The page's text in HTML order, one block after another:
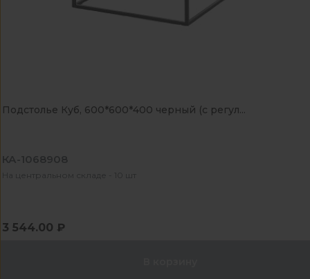
Подстолье Куб, 600*600*400 черный (с регул...
КА-1068908
На центральном складе - 10 шт
3 544.00 ₽